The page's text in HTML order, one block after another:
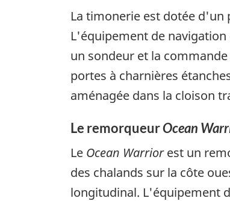
La timonerie est dotée
L'équipement de
un sondeur et la
portes à charnières
aménagée dans la cloison
Le remorqueurOcean
Le Ocean Warriorest un
des chalands sur la côte
longitudinal. L'équipement